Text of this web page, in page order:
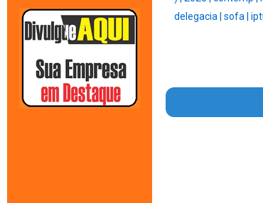
delegacia | sofa |